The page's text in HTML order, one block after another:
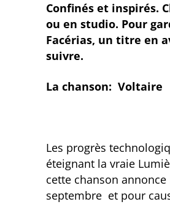
Confinés et inspirés.
ou en studio. Pour
Facérias, un titre en
suivre.
La chanson: Voltaire
Les progrès
éteignant la vraie
cette chanson
septembre et pour